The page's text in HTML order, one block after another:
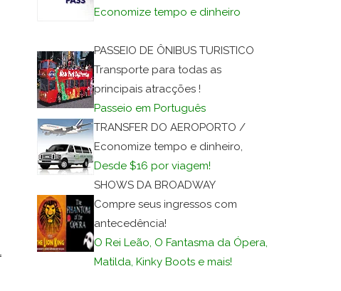
Economize tempo e dinheiro
PASSEIO DE ÔNIBUS TURISTICO
Transporte para todas as
principais atracções !
Passeio em Português
TRANSFER DO AEROPORTO /
Economize tempo e dinheiro,
Desde $16 por viagem!
SHOWS DA BROADWAY
Compre seus ingressos com
antecedência!
O Rei Leão, O Fantasma da Ópera,
Matilda, Kinky Boots e mais!